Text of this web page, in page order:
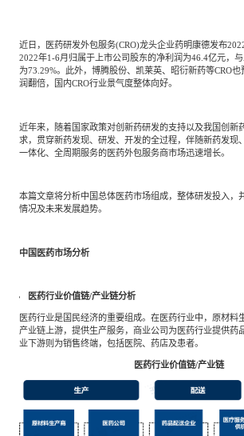
科技、媒体和通信 金融科
企业级服务 跨境
基础设施建设 环保
中国管理团队
中
近日，医药研发外包服务(CRO)龙头企业药明康德发布
2022年1-6月归属于上市公司股东的净利润为46.4亿元，
为73.29%。此外，博腾股份、凯莱英、昭衍新药等CRO也
润翻倍，国内CRO行业景气度整体向好。
近年来，随着国家政策对创新药研发的支持以及我国创新
求，贯穿新药发现、研发、开发的全过程，伴随新药发现
一体化、全周期服务的医药外包服务商市场迅速增长。
本篇文章将分析中国总体医药市场组成，整体研发投入，
情况及未来发展趋势。
中国医药市场分析
医药行业价值链/产业链分析
医药行业是国民经济的重要组成。在医药行业中，原材料
产业链上游，提供生产服务，商业公司为医药行业提供药
业下游则为销售终端，包括医院、药店及患者。
医药行业价值链/产业链